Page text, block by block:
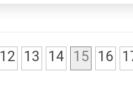
12 13 14 15 16